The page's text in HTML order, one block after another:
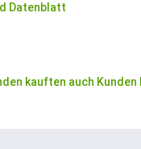
Datenblatt
kauften auch